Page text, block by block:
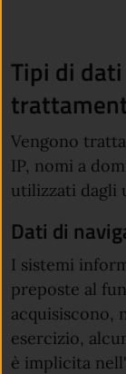
Tipi di
Vengono
IP, nomi a
utilizzati dagli
Dati di
I sistemi
preposte al
acquisiscono,
esercizio,
è implicita